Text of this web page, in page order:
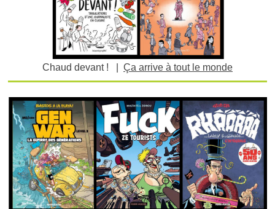
Chaud devant ! | Ça arrive à tout le monde